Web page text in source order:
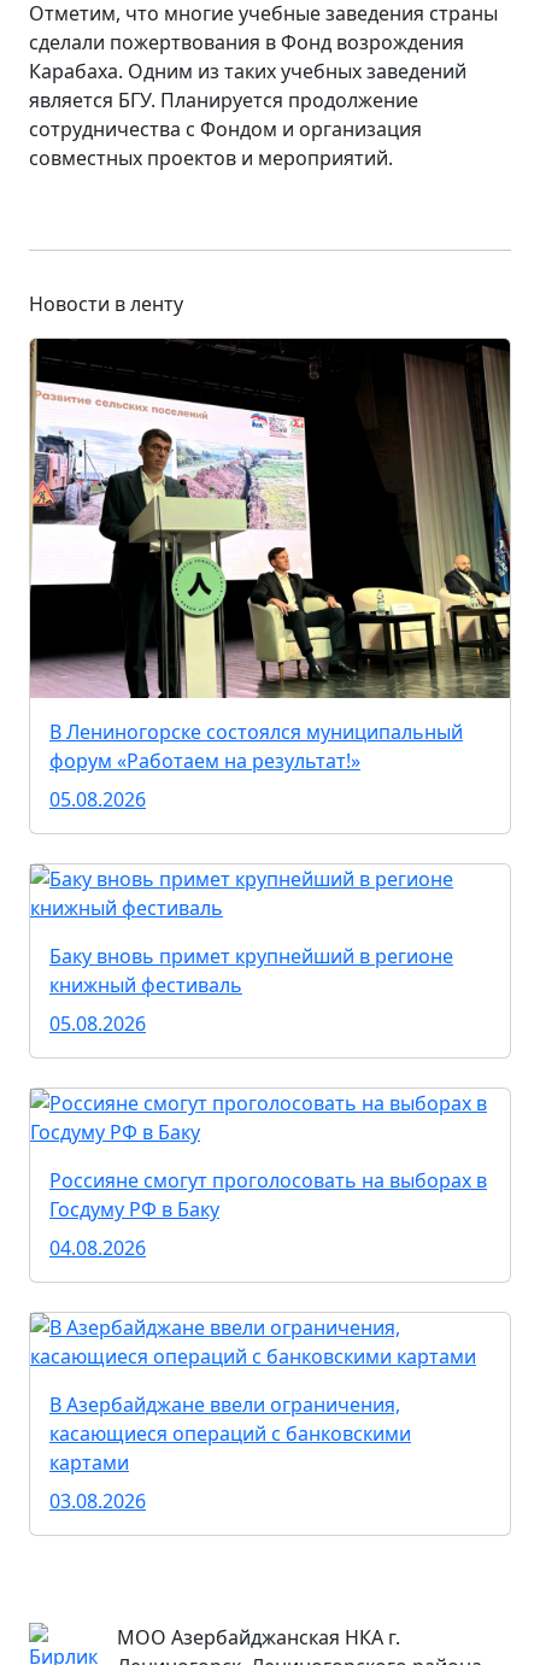
Отметим, что многие учебные заведения страны
сделали пожертвования в Фонд возрождения
Карабаха. Одним из таких учебных заведений
является БГУ. Планируется продолжение
сотрудничества с Фондом и организация
совместных проектов и мероприятий.
Новости в ленту
В Лениногорске состоялся муниципальный
форум «Работаем на результат!»
05.08.2026
Баку вновь примет крупнейший в регионе
книжный фестиваль
05.08.2026
Россияне смогут проголосовать на выборах в
Госдуму РФ в Баку
04.08.2026
В Азербайджане ввели ограничения,
касающиеся операций с банковскими
картами
03.08.2026
МОО Азербайджанская НКА г.